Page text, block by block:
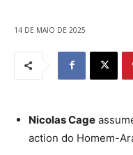
14 DE MAIO DE 2025
Nicolas Cage
action do Homem-